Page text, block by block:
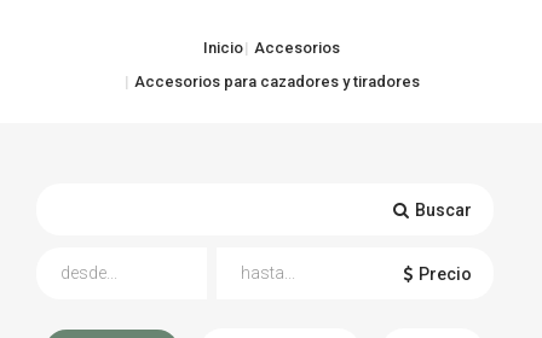
Inicio
Accesorios
Accesorios para cazadores y tiradores
Buscar
Precio